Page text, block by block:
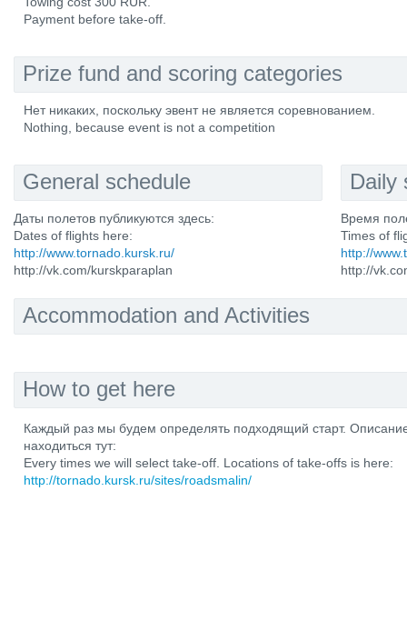
Payment before take-off.
Prize fund and scoring categories
Нет никаких, поскольку эвент не является соревнованием.
Nothing, because event is not a competition
General schedule
Даты полетов публикуются здесь:
Dates of flights here:
http://www.tornado.kursk.ru/
http://vk.com/kurskparaplan
Daily
Время
Times of
http://
http://
Accommodation and Activities
How to get here
Каждый раз мы будем определять подходящий старт.
находиться тут:
Every times we will select take-off. Locations of take-offs is here:
http://tornado.kursk.ru/sites/roadsmalin/